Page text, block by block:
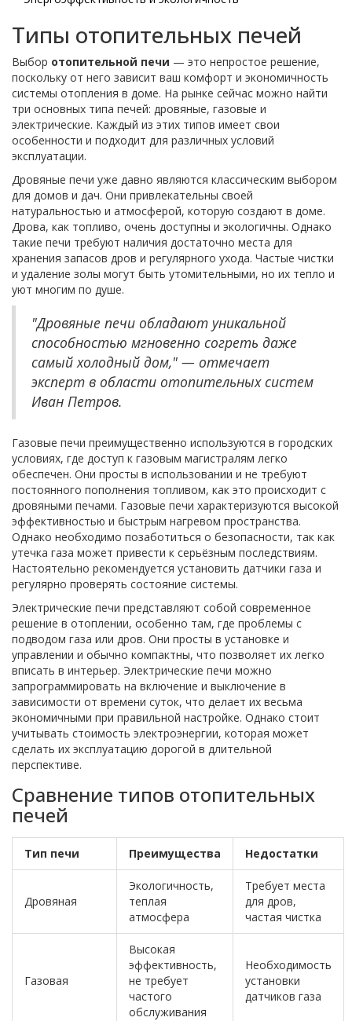
Типы отопительных печей
Выбор отопительной печи — это непростое решение,
поскольку от него зависит ваш комфорт и экономичность
системы отопления в доме. На рынке сейчас можно найти
три основных типа печей: дровяные, газовые и
электрические. Каждый из этих типов имеет свои
особенности и подходит для различных условий
эксплуатации.
Дровяные печи уже давно являются классическим выбором
для домов и дач. Они привлекательны своей
натуральностью и атмосферой, которую создают в доме.
Дрова, как топливо, очень доступны и экологичны. Однако
такие печи требуют наличия достаточно места для
хранения запасов дров и регулярного ухода. Частые чистки
и удаление золы могут быть утомительными, но их тепло и
уют многим по душе.
"Дровяные печи обладают уникальной
способностью мгновенно согреть даже
самый холодный дом," — отмечает
эксперт в области отопительных систем
Иван Петров.
Газовые печи преимущественно используются в городских
условиях, где доступ к газовым магистралям легко
обеспечен. Они просты в использовании и не требуют
постоянного пополнения топливом, как это происходит с
дровяными печами. Газовые печи характеризуются высокой
эффективностью и быстрым нагревом пространства.
Однако необходимо позаботиться о безопасности, так как
утечка газа может привести к серьёзным последствиям.
Настоятельно рекомендуется установить датчики газа и
регулярно проверять состояние системы.
Электрические печи представляют собой современное
решение в отоплении, особенно там, где проблемы с
подводом газа или дров. Они просты в установке и
управлении и обычно компактны, что позволяет их легко
вписать в интерьер. Электрические печи можно
запрограммировать на включение и выключение в
зависимости от времени суток, что делает их весьма
экономичными при правильной настройке. Однако стоит
учитывать стоимость электроэнергии, которая может
сделать их эксплуатацию дорогой в длительной
перспективе.
Сравнение типов отопительных
печей
Тип печи Преимущества Недостатки
Дровяная
Экологичность,
теплая
атмосфера
Требует места
для дров,
частая чистка
Газовая
Высокая
эффективность,
не требует
частого
обслуживания
Необходимость
установки
датчиков газа